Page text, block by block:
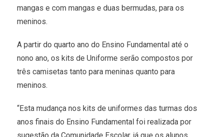
mangas e com mangas e duas bermudas, para os
meninos.
A partir do quarto ano do Ensino Fundamental até o
nono ano, os kits de Uniforme serão compostos por
três camisetas tanto para meninas quanto para
meninos.
“Esta mudança nos kits de uniformes das turmas dos
anos finais do Ensino Fundamental foi realizada por